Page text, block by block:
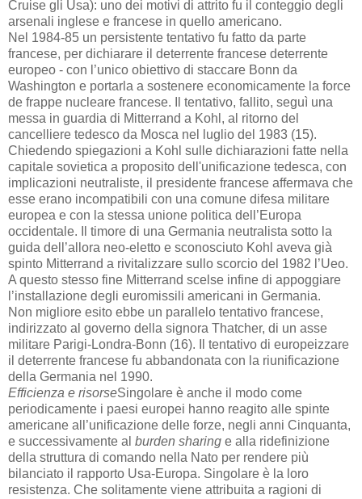
Cruise gli Usa): uno dei motivi di attrito fu il conteggio degli
arsenali inglese e francese in quello americano.
Nel 1984-85 un persistente tentativo fu fatto da parte
francese, per dichiarare il deterrente francese deterrente
europeo - con l’unico obiettivo di staccare Bonn da
Washington e portarla a sostenere economicamente la force
de frappe nucleare francese. Il tentativo, fallito, seguì una
messa in guardia di Mitterrand a Kohl, al ritorno del
cancelliere tedesco da Mosca nel luglio del 1983 (15).
Chiedendo spiegazioni a Kohl sulle dichiarazioni fatte nella
capitale sovietica a proposito dell'unificazione tedesca, con
implicazioni neutraliste, il presidente francese affermava che
esse erano incompatibili con una comune difesa militare
europea e con la stessa unione politica dell’Europa
occidentale. Il timore di una Germania neutralista sotto la
guida dell’allora neo-eletto e sconosciuto Kohl aveva già
spinto Mitterrand a rivitalizzare sullo scorcio del 1982 l’Ueo.
A questo stesso fine Mitterrand scelse infine di appoggiare
l’installazione degli euromissili americani in Germania.
Non migliore esito ebbe un parallelo tentativo francese,
indirizzato al governo della signora Thatcher, di un asse
militare Parigi-Londra-Bonn (16). Il tentativo di europeizzare
il deterrente francese fu abbandonata con la riunificazione
della Germania nel 1990.
Efficienza e risorseSingolare è anche il modo come
periodicamente i paesi europei hanno reagito alle spinte
americane all’unificazione delle forze, negli anni Cinquanta,
e successivamente al burden sharing e alla ridefinizione
della struttura di comando nella Nato per rendere più
bilanciato il rapporto Usa-Europa. Singolare è la loro
resistenza. Che solitamente viene attribuita a ragioni di